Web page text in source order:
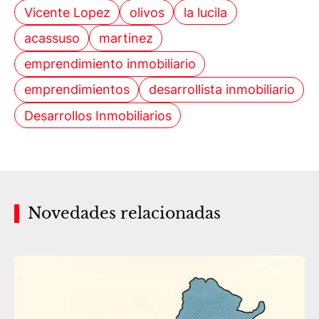
Vicente Lopez
olivos
la lucila
acassuso
martinez
emprendimiento inmobiliario
emprendimientos
desarrollista inmobiliario
Desarrollos Inmobiliarios
Novedades relacionadas